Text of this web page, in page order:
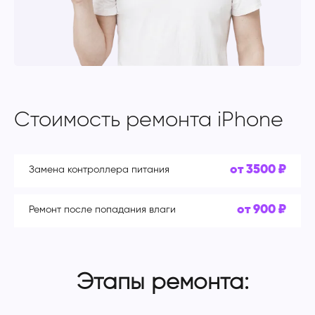
Стоимость ремонта iPhone
Замена контроллера питания от 3500 ₽
Ремонт после попадания влаги от 900 ₽
Этапы ремонта: